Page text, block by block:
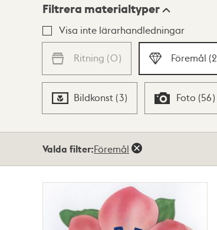
Lista Karta
Filtrera materialtyper
Visa inte lärarhandledningar
Ritning (0) Föremål (2
Bildkonst (3) Foto (56)
Valda filter:Föremål